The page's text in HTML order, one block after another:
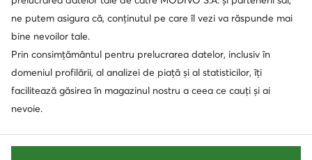
ne putem asigura că, conținutul pe care îl vezi va răspunde mai
bine nevoilor tale.
Prin consimțământul pentru prelucrarea datelor, inclusiv în
domeniul profilării, al analizei de piață și al statisticilor, îți
facilitează găsirea în magazinul nostru a ceea ce cauți și ai
nevoie.